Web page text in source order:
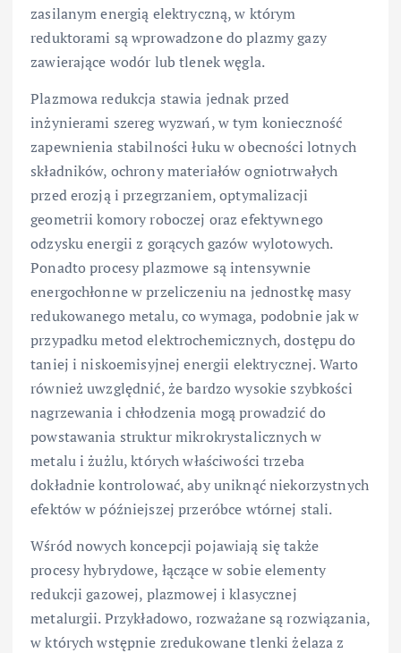
zasilanym energią elektryczną, w którym
reduktorami są wprowadzone do plazmy gazy
zawierające wodór lub tlenek węgla.
Plazmowa redukcja stawia jednak przed
inżynierami szereg wyzwań, w tym konieczność
zapewnienia stabilności łuku w obecności lotnych
składników, ochrony materiałów ogniotrwałych
przed erozją i przegrzaniem, optymalizacji
geometrii komory roboczej oraz efektywnego
odzysku energii z gorących gazów wylotowych.
Ponadto procesy plazmowe są intensywnie
energochłonne w przeliczeniu na jednostkę masy
redukowanego metalu, co wymaga, podobnie jak w
przypadku metod elektrochemicznych, dostępu do
taniej i niskoemisyjnej energii elektrycznej. Warto
również uwzględnić, że bardzo wysokie szybkości
nagrzewania i chłodzenia mogą prowadzić do
powstawania struktur mikrokrystalicznych w
metalu i żużlu, których właściwości trzeba
dokładnie kontrolować, aby uniknąć niekorzystnych
efektów w późniejszej przeróbce wtórnej stali.
Wśród nowych koncepcji pojawiają się także
procesy hybrydowe, łączące w sobie elementy
redukcji gazowej, plazmowej i klasycznej
metalurgii. Przykładowo, rozważane są rozwiązania,
w których wstępnie zredukowane tlenki żelaza z